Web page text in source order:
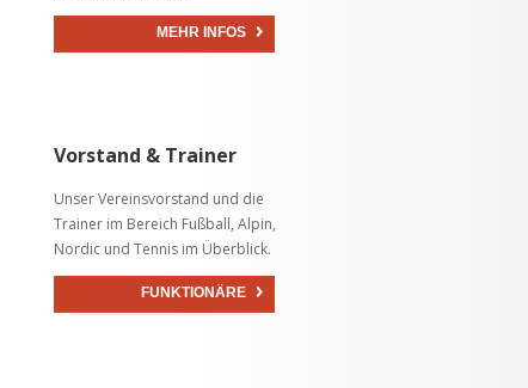
MEHR INFOS
Vorstand & Trainer
Unser Vereinsvorstand und die
Trainer im Bereich Fußball, Alpin,
Nordic und Tennis im Überblick.
FUNKTIONÄRE